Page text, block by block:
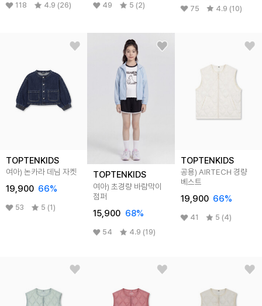
118 4.9 (26) 49 5 (2) 75 4.9 (10)
TOPTENKIDS
여아) 논카라 데님 자켓
19,900 66%
53 5 (1)
TOPTENKIDS
여아) 초경량 바람막이
점퍼
15,900 68%
54 4.9 (19)
TOPTENKIDS
공용) AIRTECH 경량
베스트
19,900 66%
41 5 (4)